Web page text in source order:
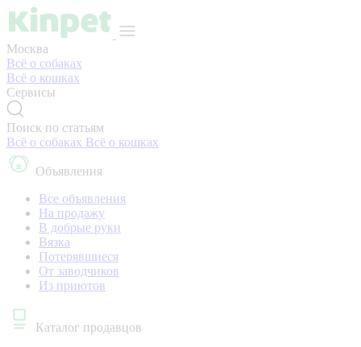
Москва
Всё о собаках
Всё о кошках
Сервисы
Поиск по статьям
Всё о собаках Всё о кошках
Объявления
Все объявления
На продажу
В добрые руки
Вязка
Потерявшиеся
От заводчиков
Из приютов
Каталог продавцов